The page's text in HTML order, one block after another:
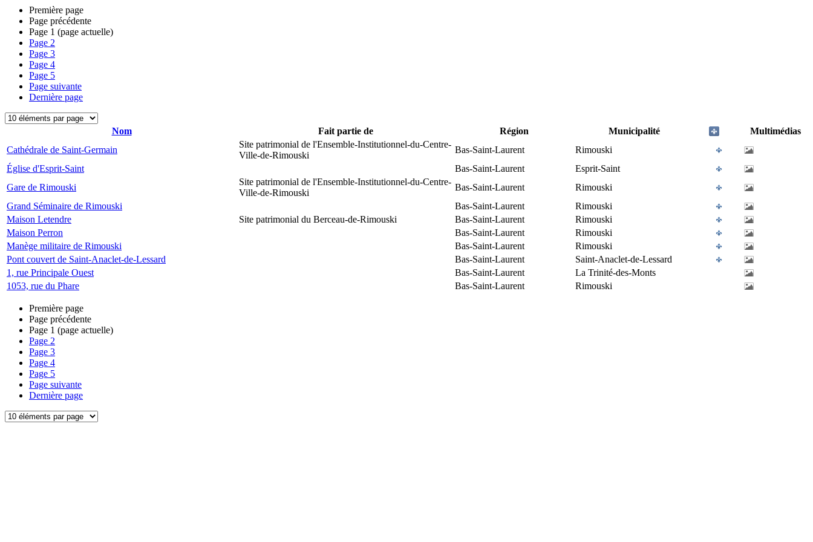
Première page
Page précédente
Page 1 (page actuelle)
Page 2
Page 3
Page 4
Page 5
Page suivante
Dernière page
Nom Fait partie de Région Municipalité
Multimédias
Cathédrale de Saint-Germain
Site patrimonial de l'Ensemble-Institutionnel-du-Centre-
Ville-de-Rimouski
Bas-Saint-Laurent
Rimouski
Église d'Esprit-Saint
Bas-Saint-Laurent
Esprit-Saint
Gare de Rimouski
Site patrimonial de l'Ensemble-Institutionnel-du-Centre-
Ville-de-Rimouski
Bas-Saint-Laurent
Rimouski
Grand Séminaire de Rimouski
Bas-Saint-Laurent
Rimouski
Maison Letendre
Site patrimonial du Berceau-de-Rimouski Bas-Saint-Laurent
Rimouski
Maison Perron
Bas-Saint-Laurent
Rimouski
Manège militaire de Rimouski
Bas-Saint-Laurent
Rimouski
Pont couvert de Saint-Anaclet-de-Lessard
Bas-Saint-Laurent
Saint-Anaclet-de-Lessard
1, rue Principale Ouest
Bas-Saint-Laurent
La Trinité-des-Monts
1053, rue du Phare
Bas-Saint-Laurent Rimouski
Première page
Page précédente
Page 1 (page actuelle)
Page 2
Page 3
Page 4
Page 5
Page suivante
Dernière page